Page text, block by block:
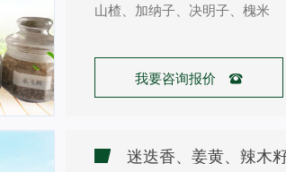
山楂、加纳子、决明子、槐米
我要咨询报价 